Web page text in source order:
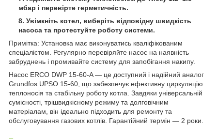
мбар і перевірте герметичність.
Увімкніть котел, виберіть відповідну швидкість
насоса та протестуйте роботу системи.
Примітка: Установка має виконуватись кваліфікованим
спеціалістом. Регулярно перевіряйте насос на наявність
забруднень і промивайте систему для запобігання накипу.
Насос ERCO DWP 15-60-A — це доступний і надійний аналог
Grundfos UPSO 15-60, що забезпечує ефективну циркуляцію
теплоносія та стабільну роботу котла. Завдяки універсальній
сумісності, трішвидкісному режиму та долговічним
матеріалам, він ідеально підходить для ремонту та
обслуговування газових котлів. Гарантійний термін — 2 роки.